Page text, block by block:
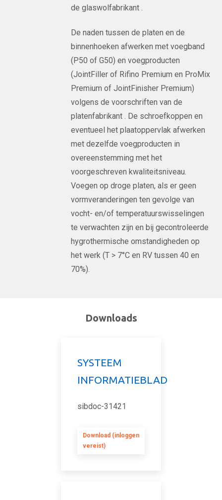
de glaswolfabrikant .
De naden tussen de platen en de
binnenhoeken afwerken met voegband
(P50 of G50) en voegproducten
(JointFiller of Rifino Premium en ProMix
Premium of JointFinisher Premium)
volgens de voorschriften van de
platenfabrikant . De schroefkoppen en
eventueel het plaatoppervlak afwerken
met dezelfde voegproducten in
overeenstemming met het
voorgeschreven kwaliteitsniveau.
Voegen op droge platen, als er geen
vormveranderingen ten gevolge van
vocht- en/of temperatuurswisselingen
te verwachten zijn en bij gecontroleerde
hygrothermische omstandigheden op
het werk (T > 7°C en RV tussen 40 en
70%).
Downloads
SYSTEEM
INFORMATIEBLAD
sibdoc-31421
Download (inloggen
vereist)